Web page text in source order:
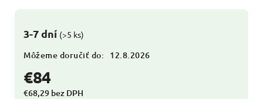
€84
€68,29 bez DPH
3-7 dní (>5 ks)
Môžeme doručiť do: 12.8.2026